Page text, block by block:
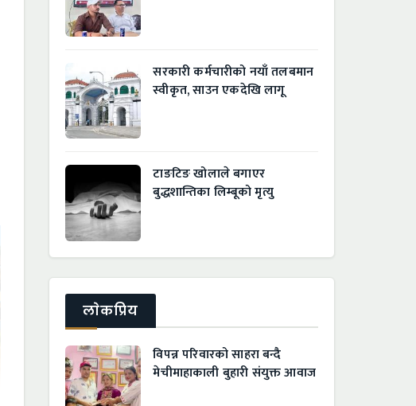
सरकारी कर्मचारीको नयाँ तलबमान
स्वीकृत, साउन एकदेखि लागू
टाङटिङ खोलाले बगाएर
बुद्धशान्तिका लिम्बूको मृत्यु
लाेकप्रिय
विपन्न परिवारको साहरा बन्दै
मेचीमाहाकाली बुहारी संयुक्त आवाज